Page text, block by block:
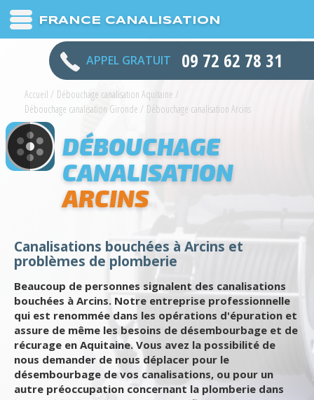
FRANCE CANALISATION
APPEL GRATUIT 09 72 62 78 31
Accueil / Débouchage canalisation Aquitaine /
Débouchage canalisation Gironde / Débouchage canalisation Arcins
DÉBOUCHAGE
CANALISATION
ARCINS
Canalisations bouchées à Arcins et
problèmes de plomberie
Beaucoup de personnes signalent des canalisations
bouchées à Arcins. Notre entreprise professionnelle
qui est renommée dans les opérations d'épuration et
assure de même les besoins de désembourbage et de
récurage en Aquitaine. Vous avez la possibilité de
nous demander de nous déplacer pour le
désembourbage de vos canalisations, ou pour un
autre préoccupation concernant la plomberie dans